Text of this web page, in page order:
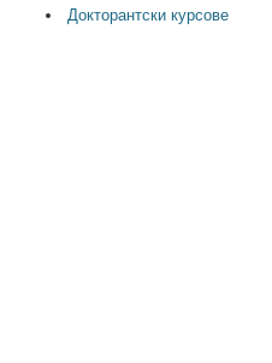
Докторантски курсове